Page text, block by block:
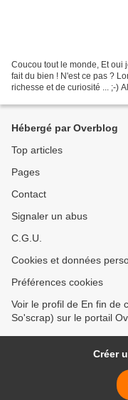
Coucou tout le monde, Et oui
fait du bien ! N'est ce pas ?
richesse et de curiosité ... ;-)
Hébergé par Overblog
Top articles
Pages
Contact
Signaler un abus
C.G.U.
Cookies et données
Préférences cookies
Voir le profil de En fin de
So'scrap) sur le portail
Créer